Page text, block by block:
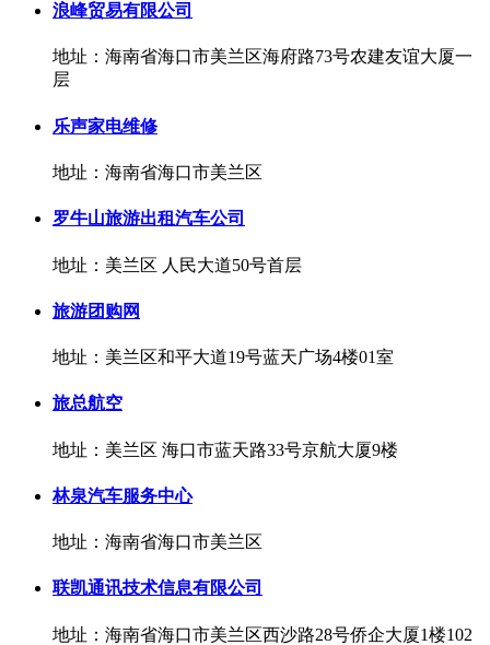
浪峰贸易有限公司
地址：海南省海口市美兰区海府路73号农建友谊大厦一
层
乐声家电维修
地址：海南省海口市美兰区
罗牛山旅游出租汽车公司
地址：美兰区 人民大道50号首层
旅游团购网
地址：美兰区和平大道19号蓝天广场4楼01室
旅总航空
地址：美兰区 海口市蓝天路33号京航大厦9楼
林泉汽车服务中心
地址：海南省海口市美兰区
联凯通讯技术信息有限公司
地址：海南省海口市美兰区西沙路28号侨企大厦1楼102